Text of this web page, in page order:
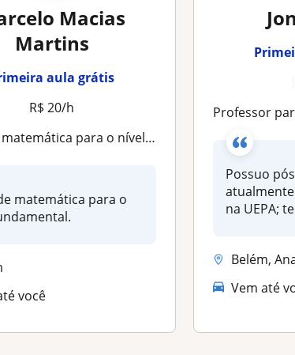
Macias
Martins
aula grátis
R$ 20/h
para o nível fundamental
matemática para o
você
Professor particular de matemática para todos os
Possuo
na UEPA;
Belém,
Vem até